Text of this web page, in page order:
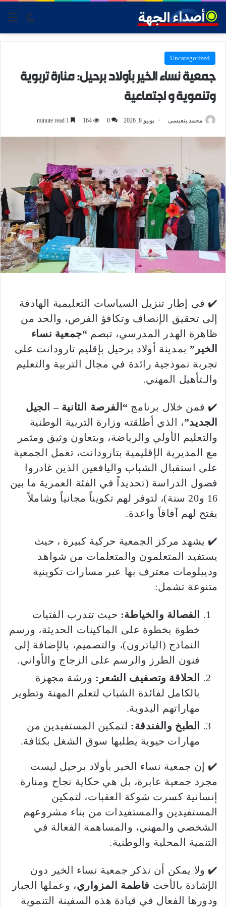
skin
Uncategorized
جمعية نساء الخير بأولاد برحيل: منارة تربوية
وتنموية و اجتماعية
محمد بنعيسى يونيو 8, 2026 0
164
✔️ في إطار تنزيل السياسات التعليمية الهادفة
إلى تحقيق الإنصاف وتكافؤ الفرص، والحد من
ظاهرة الهدر المدرسي، تبصم “جمعية نساء
الخير”بمدينة أولاد برحيل بإقليم تارودانت على
تجربة نموذجية رائدة في مجال التربية والتعليم
والـتأهيل المهني.
✔️ فمن خلال برنامج “الفرصة الثانية – الجيل
الجديد”، الذي أطلقته وزارة التربية الوطنية
والتعليم الأولي والرياضة، وبتعاون وثيق ومثمر
مع المديرية الإقليمية بتارودانت، تعمل الجمعية
على استقبال الشباب واليافعين الذين غادروا
فصول الدراسة (تحديداً في الفئة العمرية ما بين
16 و20 سنة)، لتوفر لهم تكويناً مجانياً وشاملاً
يفتح لهم آفاقاً واعدة.
✔️ يشهد مركز الجمعية حركية كبيرة ، حيث
يستفيد المتعلمون والمتعلمات من شواهد
وديبلومات معترف بها عبر مسارات تكوينية
متنوعة تشمل:
الفصالة والخياطة: حيث تتدرب الفتيات
خطوة بخطوة على الماكينات الحديثة، ورسم
النماذج (الباترون)، والتصميم، بالإضافة إلى
فنون الطرز والرسم على الزجاج والأواني.
الحلاقة وتصفيف الشعر: ورشة مجهزة
بالكامل لفائدة الشباب لتعلم المهنة وتطوير
مهاراتهم اليدوية.
الطبخ والفندقة: لتمكين المستفيدين من
مهارات حيوية يطلبها سوق الشغل بكثافة.
✔️ إن جمعية نساء الخير بأولاد برحيل ليست
مجرد جمعية عابرة، بل هي حكاية نجاح ومنارة
إنسانية كسرت شوكة العقبات، لتمكين
المستفيدين والمستفيدات من بناء مشروعهم
الشخصي والمهني، والمساهمة الفعالة في
التنمية المحلية والوطنية.
✔️ ولا يمكن أن نذكر جمعية نساء الخير دون
الإشادة بالأخت فاطمة المزواري، وعملها الجبار
ودورها الفعال في قيادة هذه السفينة التنموية